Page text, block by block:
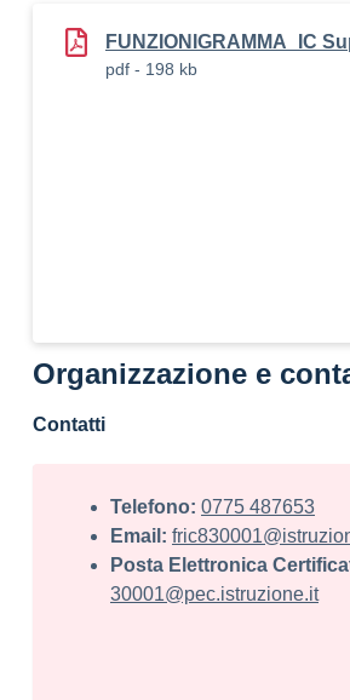
FUNZIONIGRAMMA_IC
pdf - 198 kb
Organizzazione e
Contatti
Telefono: 0775 487653
Email:
Posta Elettronica
30001@pec.istruzione.it